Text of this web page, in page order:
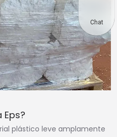
plástico leve amplamente
Chat